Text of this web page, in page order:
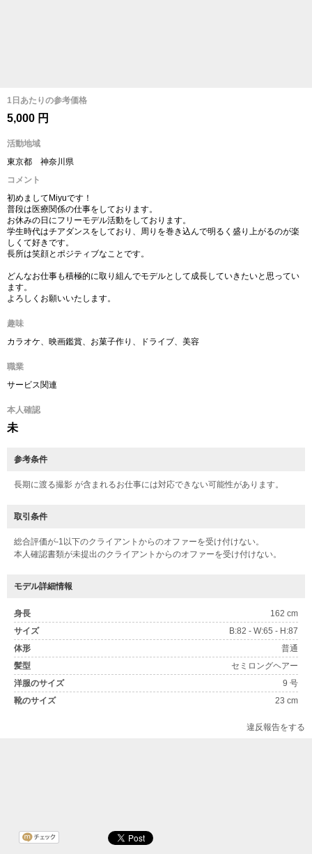
1日あたりの参考価格
5,000 円
活動地域
東京都 神奈川県
コメント
初めましてMiyuです！
普段は医療関係の仕事をしております。
お休みの日にフリーモデル活動をしております。
学生時代はチアダンスをしており、周りを巻き込んで明るく盛り上がるのが楽
しくて好きです。
長所は笑顔とポジティブなことです。
どんなお仕事も積極的に取り組んでモデルとして成長していきたいと思ってい
ます。
よろしくお願いいたします。
趣味
カラオケ、映画鑑賞、お菓子作り、ドライブ、美容
職業
サービス関連
本人確認
未
参考条件
長期に渡る撮影 が含まれるお仕事には対応できない可能性があります。
取引条件
総合評価が-1以下のクライアントからのオファーを受け付けない。
本人確認書類が未提出のクライアントからのオファーを受け付けない。
モデル詳細情報
身長
162 cm
サイズ
B:82 - W:65 - H:87
体形
普通
髪型
セミロングヘアー
洋服のサイズ
9 号
靴のサイズ
23 cm
違反報告をする